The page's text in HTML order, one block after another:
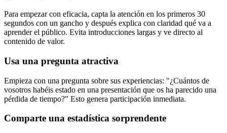
Para empezar con eficacia, capta la atención en los primeros 30
segundos con un gancho y después explica con claridad qué va a
aprender el público. Evita introducciones largas y ve directo al
contenido de valor.
Usa una pregunta atractiva
Empieza con una pregunta sobre sus experiencias: "¿Cuántos de
vosotros habéis estado en una presentación que os ha parecido una
pérdida de tiempo?" Esto genera participación inmediata.
Comparte una estadística sorprendente